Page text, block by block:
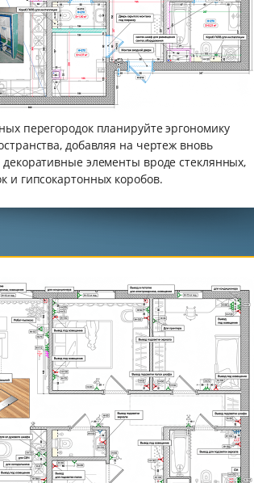
перегородок планируйте эргономику
добавляя на чертеж вновь
элементы вроде стеклянных,
и гипсокартонных коробов.